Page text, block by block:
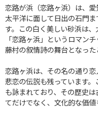
恋路が浜（恋路ヶ浜）は、
太平洋に面して日出の石門
す。この白く美しい砂浜は、
「恋路ヶ浜」というロマン
藤村の叙情詩の舞台となった
恋路ヶ浜は、その名の通り恋
悲恋の伝説も残っています
も詠まれており、その歴史
てだけでなく、文化的な価値